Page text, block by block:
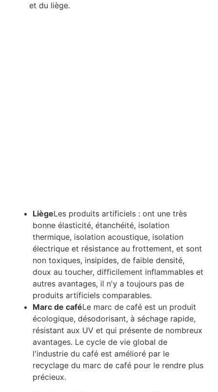
et du liège.
LiègeLes produits artificiels : ont une très
bonne élasticité, étanchéité, isolation
thermique, isolation acoustique, isolation
électrique et résistance au frottement, et sont
non toxiques, insipides, de faible densité,
doux au toucher, difficilement inflammables et
autres avantages, il n'y a toujours pas de
produits artificiels comparables.
Marc de caféLe marc de café est un produit
écologique, désodorisant, à séchage rapide,
résistant aux UV et qui présente de nombreux
avantages. Le cycle de vie global de
l'industrie du café est amélioré par le
recyclage du marc de café pour le rendre plus
précieux.